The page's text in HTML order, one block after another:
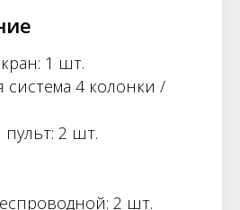
1 шт.
система 4 колонки /
2 шт.
2 шт.